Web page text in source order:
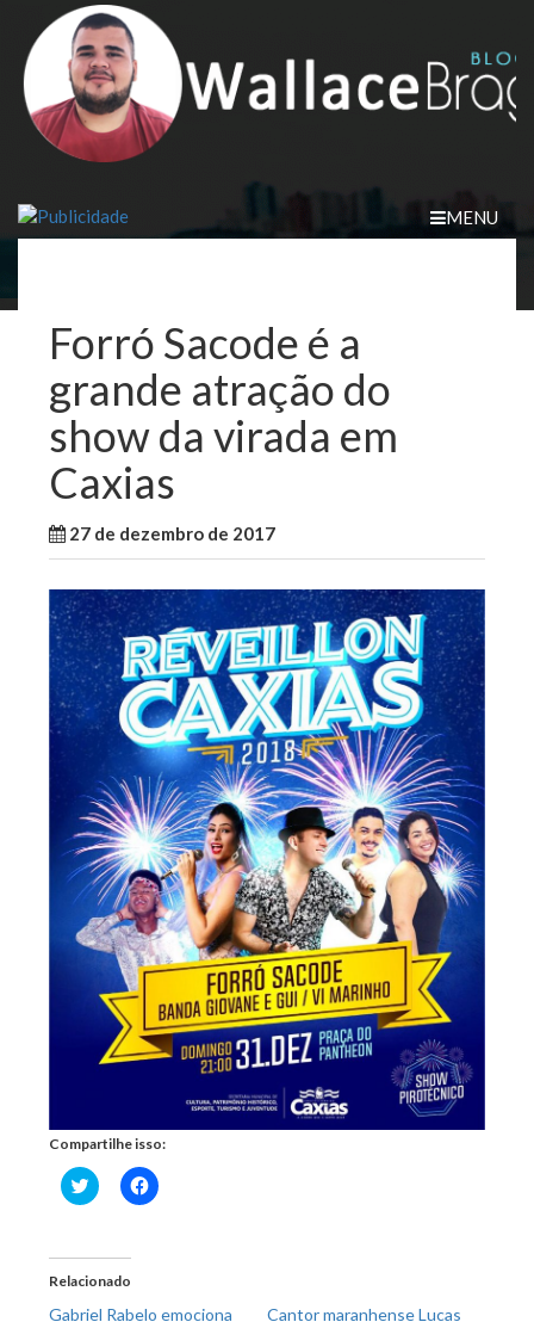
content
MENU
Forró Sacode é a
grande atração do
show da virada em
Caxias
27 de dezembro de 2017
Compartilhe isso:
Clique
para
em
nova
janela)
Clique
para
Relacionado
Gabriel Rabelo emociona
Cantor maranhense Lucas